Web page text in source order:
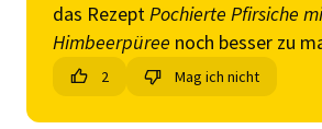
das RezeptPochierte Pfirsiche
Himbeerpüree noch besser zu
2 Mag ich nicht